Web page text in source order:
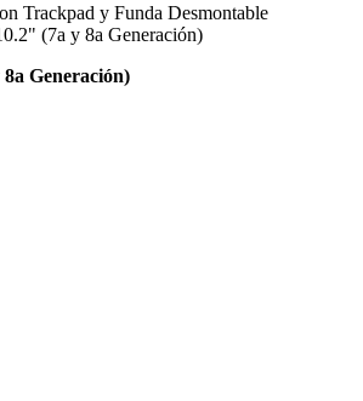
Trackpad y Funda Desmontable
(7a y 8a Generación)
Generación)